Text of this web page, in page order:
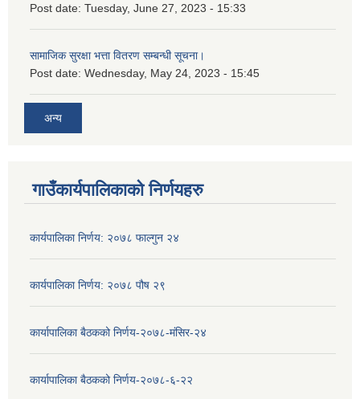
Post date: Tuesday, June 27, 2023 - 15:33
सामाजिक सुरक्षा भत्ता वितरण सम्बन्धी सूचना।
Post date: Wednesday, May 24, 2023 - 15:45
अन्य
गाउँकार्यपालिकाको निर्णयहरु
कार्यपालिका निर्णय: २०७८ फाल्गुन २४
कार्यपालिका निर्णय: २०७८ पौष २९
कार्यापालिका बैठकको निर्णय-२०७८-मंसिर-२४
कार्यापालिका बैठकको निर्णय-२०७८-६-२२